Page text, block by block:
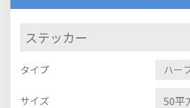
ステッカー
タイプ
サイズ